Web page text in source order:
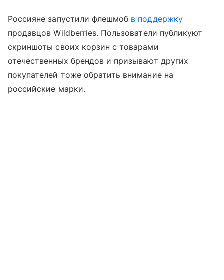
Россияне запустили флешмоб в поддержку
продавцов Wildberries. Пользователи публикуют
скриншоты своих корзин с товарами
отечественных брендов и призывают других
покупателей тоже обратить внимание на
российские марки.